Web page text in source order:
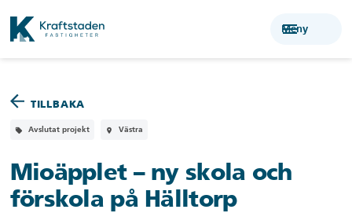
menu
Meny
TILLBAKA
local_offer Avslutat projekt room Västra
Mioäpplet – ny skola och
förskola på Hälltorp